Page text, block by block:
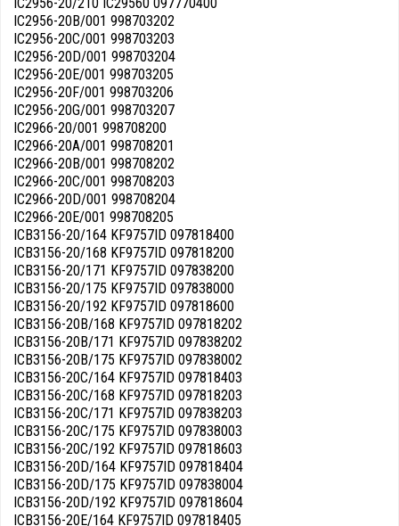
IC2956-20/210 IC29560 097770400
IC2956-20B/001 998703202
IC2956-20C/001 998703203
IC2956-20D/001 998703204
IC2956-20E/001 998703205
IC2956-20F/001 998703206
IC2956-20G/001 998703207
IC2966-20/001 998708200
IC2966-20A/001 998708201
IC2966-20B/001 998708202
IC2966-20C/001 998708203
IC2966-20D/001 998708204
IC2966-20E/001 998708205
ICB3156-20/164 KF9757ID 097818400
ICB3156-20/168 KF9757ID 097818200
ICB3156-20/171 KF9757ID 097838200
ICB3156-20/175 KF9757ID 097838000
ICB3156-20/192 KF9757ID 097818600
ICB3156-20B/168 KF9757ID 097818202
ICB3156-20B/171 KF9757ID 097838202
ICB3156-20B/175 KF9757ID 097838002
ICB3156-20C/164 KF9757ID 097818403
ICB3156-20C/168 KF9757ID 097818203
ICB3156-20C/171 KF9757ID 097838203
ICB3156-20C/175 KF9757ID 097838003
ICB3156-20C/192 KF9757ID 097818603
ICB3156-20D/164 KF9757ID 097818404
ICB3156-20D/175 KF9757ID 097838004
ICB3156-20D/192 KF9757ID 097818604
ICB3156-20E/164 KF9757ID 097818405